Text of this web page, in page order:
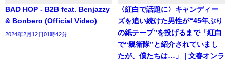
BAD HOP - B2B feat. Benjazzy
& Bonbero (Official Video)
2024年2月12日01時42分
〈紅白で話題に〉キャンディー
ズを追い続けた男性が“45年ぶり
の紙テープ”を投げるまで「紅白
で“親衛隊”と紹介されていまし
たが、僕たちは…」 | 文春オンラ